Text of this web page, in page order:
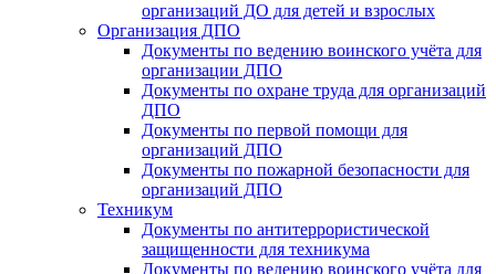
организаций ДО для детей и взрослых
Организация ДПО
Документы по ведению воинского учёта для
организации ДПО
Документы по охране труда для организаций
ДПО
Документы по первой помощи для
организаций ДПО
Документы по пожарной безопасности для
организаций ДПО
Техникум
Документы по антитеррористической
защищенности для техникума
Документы по ведению воинского учёта для